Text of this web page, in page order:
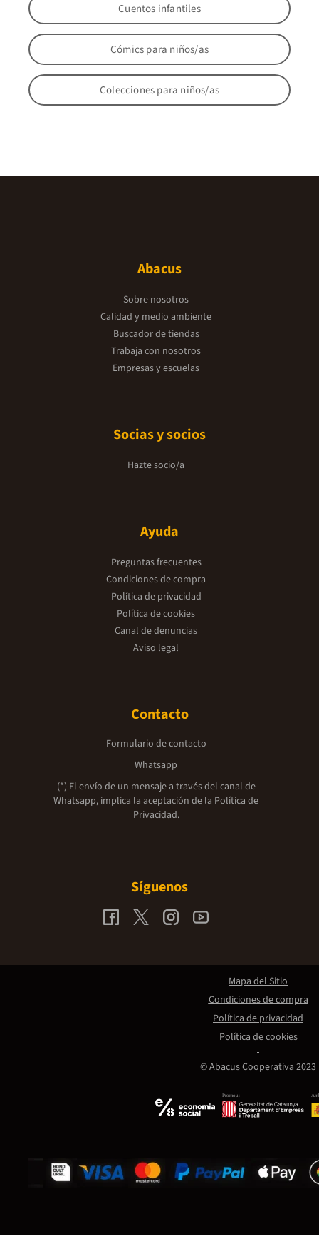
Cuentos infantiles
Cómics para niños/as
Colecciones para niños/as
Abacus
Sobre nosotros
Calidad y medio ambiente
Buscador de tiendas
Trabaja con nosotros
Empresas y escuelas
Socias y socios
Hazte socio/a
Ayuda
Preguntas frecuentes
Condiciones de compra
Política de privacidad
Política de cookies
Canal de denuncias
Aviso legal
Contacto
Formulario de contacto
Whatsapp
(*) El envío de un mensaje a través del canal de
Whatsapp, implica la aceptación de la Política de
Privacidad.
Síguenos
Promou:
© Abacus Cooperativa 2023
Mapa del Sitio
Condiciones de compra
Política de privacidad
Política de cookies